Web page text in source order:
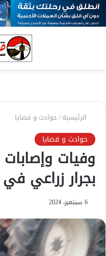
الرئيسية/حوادث و قضايا
حوادث و قضايا
وفيات
بجرار زراعي
6 سبتمبر، 2024